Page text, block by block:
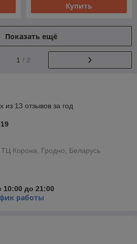
Купить
Показать ещё
1 / 2
из 13 отзывов за год
Корона, Гродно, Беларусь
10:00 до 21:00
работы